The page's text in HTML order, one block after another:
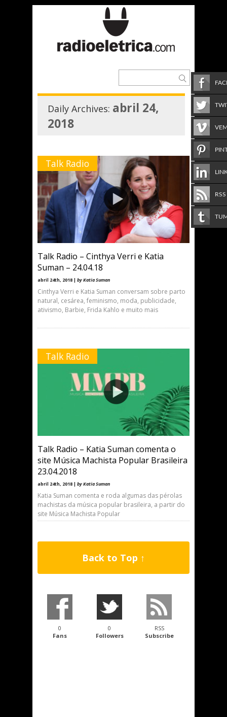
Daily Archives: abril 24,
2018
Talk Radio
Talk Radio – Cinthya Verri e Katia
Suman – 24.04.18
abril 24th, 2018 | by Katia Suman
Cinthya Verri e Katia Suman conversam sobre parto
natural, cesárea, feminismo, moda, publicidade,
ativismo, Barbie, Frida Kahlo e muito mais
Talk Radio
Talk Radio – Katia Suman comenta o
site Música Machista Popular Brasileira
23.04.2018
abril 24th, 2018 | by Katia Suman
Katia Suman comenta e roda algumas das pérolas
machistas da música popular brasileira, a partir do
site Música Machista Popular
Back to Top ↑
0
Fans
0
Followers
RSS
Subscribe
RSS